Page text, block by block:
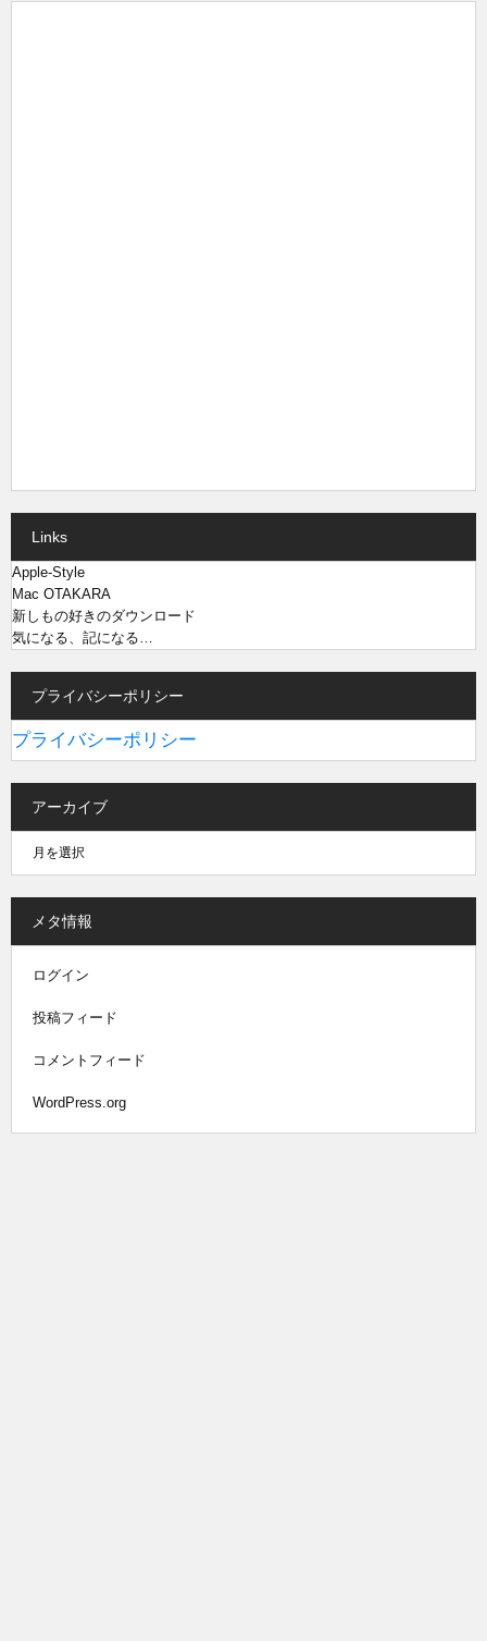
Links
Apple-Style
Mac OTAKARA
新しもの好きのダウンロード
気になる、記になる…
プライバシーポリシー
プライバシーポリシー
アーカイブ
メタ情報
ログイン
投稿フィード
コメントフィード
WordPress.org